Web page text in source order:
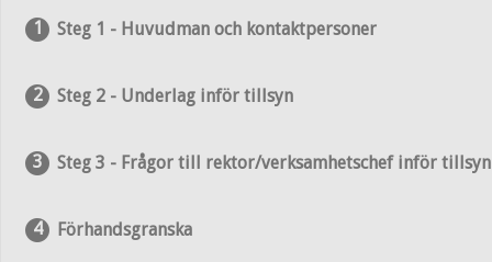
Steg 1 - Huvudman och kontaktpersoner
Steg 2 - Underlag inför tillsyn
Steg 3 - Frågor till rektor/verksamhetschef inför tillsyn
Förhandsgranska